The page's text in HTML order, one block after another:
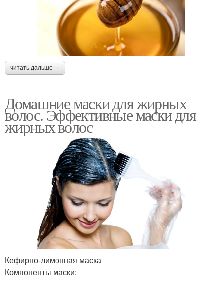
читать дальше →
Домашние маски для жирных
волос. Эффективные маски для
жирных волос
Кефирно-лимонная маска
Компоненты маски: